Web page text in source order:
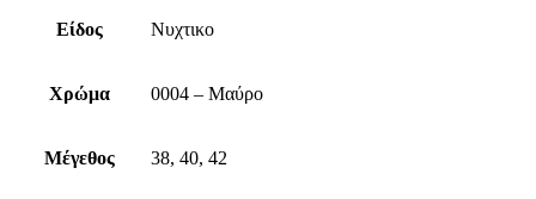
Είδος Νυχτικο
Χρώμα 0004 – Μαύρο
Μέγεθος 38, 40, 42